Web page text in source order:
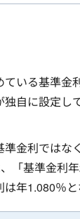
いる基準
自に設定
金利では
「基準金
年1.080％と